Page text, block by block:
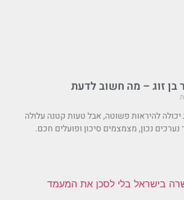
בן זוג – מה חשוב לדעת
יכולה להיראות פשוטה, אבל טעות קטנה עלולה
נכון, מצמצמים סיכון ופועלים חכם.